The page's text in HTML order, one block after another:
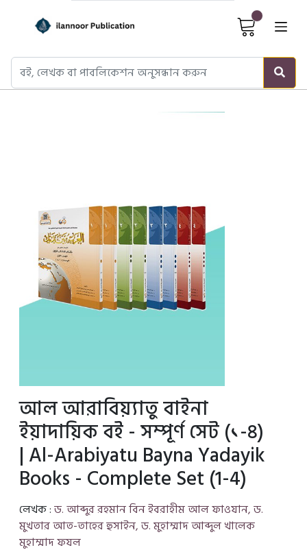
Cart
আল আরাবিয়্যাতু বাইনা
ইয়াদায়িক বই - সম্পূর্ণ সেট (১-৪)
| Al-Arabiyatu Bayna Yadayik
Books - Complete Set (1-4)
লেখক :ড. আব্দুর রহমান বিন ইবরাহীম আল ফাওযান, ড.
মুখতার আত-তাহের হুসাইন, ড. মুহাম্মাদ আব্দুল খালেক
মুহাম্মাদ ফযল